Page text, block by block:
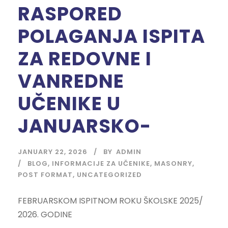
RASPORED
POLAGANJA ISPITA
ZA REDOVNE I
VANREDNE
UČENIKE U
JANUARSKO-
JANUARY 22, 2026 BY ADMIN
BLOG, INFORMACIJE ZA UČENIKE, MASONRY,
POST FORMAT, UNCATEGORIZED
FEBRUARSKOM ISPITNOM ROKU ŠKOLSKE 2025/
2026. GODINE